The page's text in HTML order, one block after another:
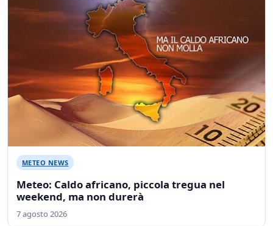
METEO NEWS
Meteo: Caldo africano, piccola tregua nel
weekend, ma non durerà
7 agosto 2026